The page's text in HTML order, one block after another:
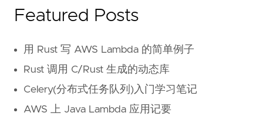
Featured Posts
用 Rust 写 AWS Lambda 的简单例子
Rust 调用 C/Rust 生成的动态库
Celery(分布式任务队列)入门学习笔记
AWS 上 Java Lambda 应用记要